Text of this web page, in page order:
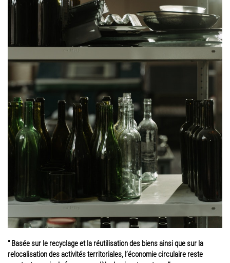
" Basée sur le recyclage et la réutilisation des biens ainsi que sur la
relocalisation des activités territoriales, l’économie circulaire reste